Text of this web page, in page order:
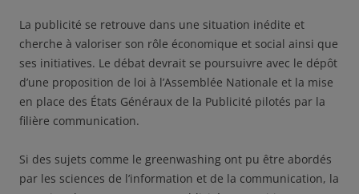
La publicité se retrouve dans une situation inédite et
cherche à valoriser son rôle économique et social ainsi que
ses initiatives. Le débat devrait se poursuivre avec le dépôt
d’une proposition de loi à l’Assemblée Nationale et la mise
en place des États Généraux de la Publicité pilotés par la
filière communication.
Si des sujets comme le greenwashing ont pu être abordés
par les sciences de l’information et de la communication, la